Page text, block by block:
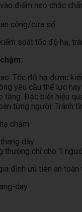
điểm neo chắc
công/cửa sổ
soát tốc độ hạ,
Tốc độ hạ được
yêu cầu thể lực
tầng: Đặc biệt hiệu
từng người: Tránh
chậm
dây
thường chỉ cho 1
đình ưu tiên an